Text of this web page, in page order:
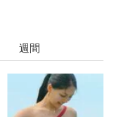
週間